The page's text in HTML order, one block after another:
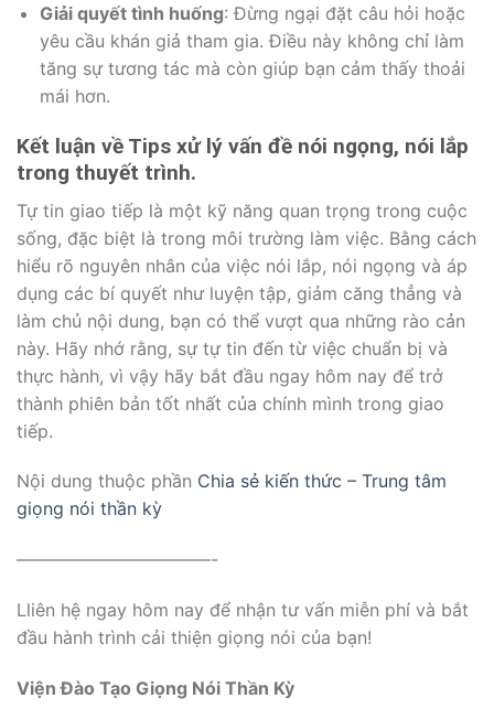
Giải quyết tình huống: Đừng ngại đặt câu hỏi hoặc
yêu cầu khán giả tham gia. Điều này không chỉ làm
tăng sự tương tác mà còn giúp bạn cảm thấy thoải
mái hơn.
Kết luận về Tips xử lý vấn đề nói ngọng, nói lắp
trong thuyết trình.
Tự tin giao tiếp là một kỹ năng quan trọng trong cuộc
sống, đặc biệt là trong môi trường làm việc. Bằng cách
hiểu rõ nguyên nhân của việc nói lắp, nói ngọng và áp
dụng các bí quyết như luyện tập, giảm căng thẳng và
làm chủ nội dung, bạn có thể vượt qua những rào cản
này. Hãy nhớ rằng, sự tự tin đến từ việc chuẩn bị và
thực hành, vì vậy hãy bắt đầu ngay hôm nay để trở
thành phiên bản tốt nhất của chính mình trong giao
tiếp.
Nội dung thuộc phần Chia sẻ kiến thức – Trung tâm
giọng nói thần kỳ
———————————-
Lliên hệ ngay hôm nay để nhận tư vấn miễn phí và bắt
đầu hành trình cải thiện giọng nói của bạn!
Viện Đào Tạo Giọng Nói Thần Kỳ